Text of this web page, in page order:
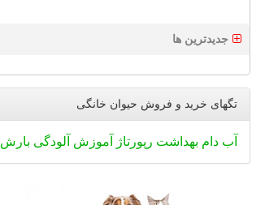
جدیدترین ها
تگهای خرید و فروش حیوان خانگی
آب دام بهداشت رپورتاژ آموزش آلودگی بارش